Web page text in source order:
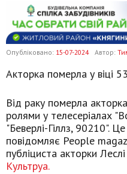
Опубліковано: 15-07-2024 Автор:
Акторка померла у віці
Від раку померла
ролями у телесеріалах
"Беверлі-Гіллз, 90210".
повідомляє People
публіциста акторки
Культруа.